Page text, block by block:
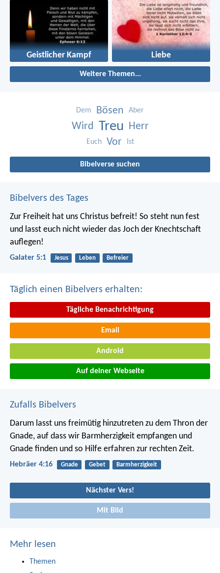
Geistlicher Kampf Liebe
Weitere Themen...
Dem Bösen Aber
Wird Treu Herr
Euch Vor Ist
Bibelverse suchen
Bibelvers des Tages
Zur Freiheit hat uns Christus befreit! So steht nun fest
und lasst euch nicht wieder das Joch der Knechtschaft
auflegen!
Galater 5:1 Jesus Leben Befreier
Täglich einen Bibelvers erhalten:
Tägliche Benachrichtigung
Email
Android
Auf deiner Webseite
Zufalls Bibelvers
Darum lasst uns freimütig hinzutreten zu dem Thron der
Gnade, auf dass wir Barmherzigkeit empfangen und
Gnade finden und so Hilfe erfahren zur rechten Zeit.
Hebräer 4:16 Gnade Gebet Barmherzigkeit
Nächster Vers!
Mit Bild
Mehr lesen
Themen